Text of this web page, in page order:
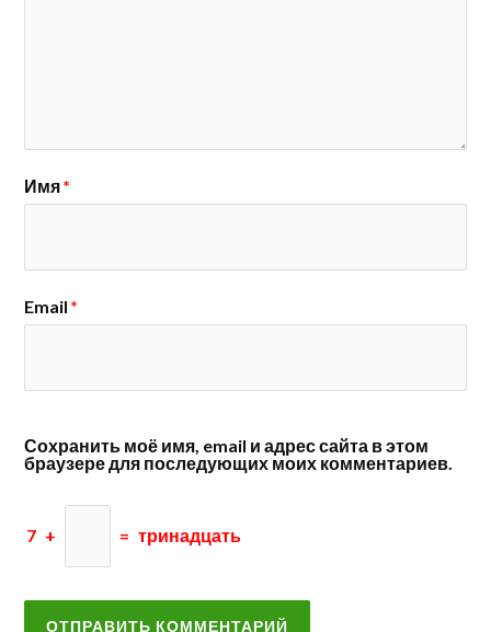
Имя*
Email *
Сохранить моё имя, email и адрес сайта в этом
браузере для последующих моих комментариев.
7 + = тринадцать